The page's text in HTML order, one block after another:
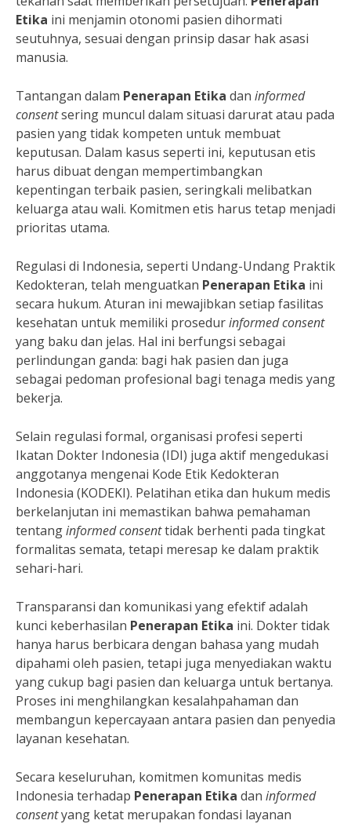
Etika ini menjamin otonomi pasien dihormati
seutuhnya, sesuai dengan prinsip dasar hak asasi
manusia.
Tantangan dalam Penerapan Etika dan informed
consentsering muncul dalam situasi darurat atau pada
pasien yang tidak kompeten untuk membuat
keputusan. Dalam kasus seperti ini, keputusan etis
harus dibuat dengan mempertimbangkan
kepentingan terbaik pasien, seringkali melibatkan
keluarga atau wali. Komitmen etis harus tetap menjadi
prioritas utama.
Regulasi di Indonesia, seperti Undang-Undang Praktik
Kedokteran, telah menguatkan Penerapan Etika ini
secara hukum. Aturan ini mewajibkan setiap fasilitas
kesehatan untuk memiliki prosedurinformed consent
yang baku dan jelas. Hal ini berfungsi sebagai
perlindungan ganda: bagi hak pasien dan juga
sebagai pedoman profesional bagi tenaga medis yang
bekerja.
Selain regulasi formal, organisasi profesi seperti
Ikatan Dokter Indonesia (IDI) juga aktif mengedukasi
anggotanya mengenai Kode Etik Kedokteran
Indonesia (KODEKI). Pelatihan etika dan hukum medis
berkelanjutan ini memastikan bahwa pemahaman
tentanginformed consenttidak berhenti pada tingkat
formalitas semata, tetapi meresap ke dalam praktik
sehari-hari.
Transparansi dan komunikasi yang efektif adalah
kunci keberhasilan Penerapan Etika ini. Dokter tidak
hanya harus berbicara dengan bahasa yang mudah
dipahami oleh pasien, tetapi juga menyediakan waktu
yang cukup bagi pasien dan keluarga untuk bertanya.
Proses ini menghilangkan kesalahpahaman dan
membangun kepercayaan antara pasien dan penyedia
layanan kesehatan.
Secara keseluruhan, komitmen komunitas medis
Indonesia terhadap Penerapan Etika dan informed
consentyang ketat merupakan fondasi layanan